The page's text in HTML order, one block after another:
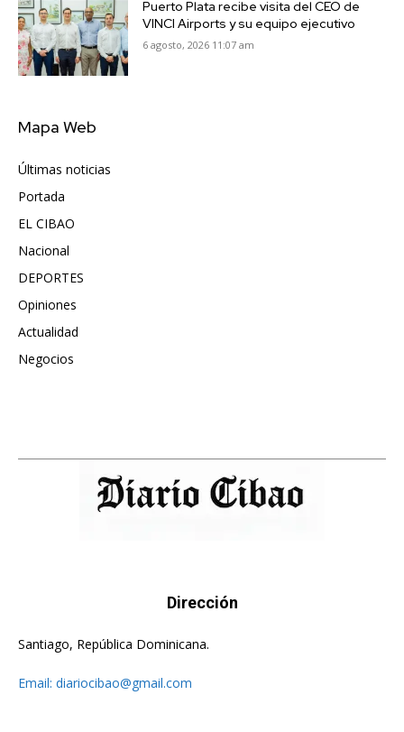
Puerto Plata recibe visita del CEO de
VINCI Airports y su equipo ejecutivo
6 agosto, 2026 11:07 am
Mapa Web
Últimas noticias
Portada
EL CIBAO
Nacional
DEPORTES
Opiniones
Actualidad
Negocios
Dirección
Santiago, República Dominicana.
Email: diariocibao@gmail.com